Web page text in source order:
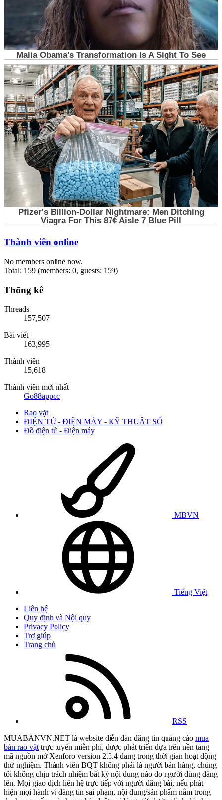
Thành viên online
No members online now.
Total: 159 (members: 0, guests: 159)
Thống kê
Threads
157,507
Bài viết
163,995
Thành viên
15,618
Thành viên mới nhất
Go88appcc
Rao vặt
ĐIỆN TỬ - ĐIỆN MÁY - KỸ THUẬT SỐ
Đồ điện tử - Điện máy
MBVN
Tiếng Việt
Liên hệ
Quy định và Nội quy
Privacy Policy
Trợ giúp
Trang chủ
RSS
MUABANVN.NET là website diễn đàn đăng tin quảng cáo mua
bán rao vặt trực tuyến miễn phí, được phát triển dựa trên nền tảng
mã nguồn mở Xenforo version 2.3.4 đang trong thời gian hoạt động
thử nghiệm. Thành viên BQT không phải là người bán hàng, chúng
tôi không chịu trách nhiệm bất kỳ nội dung nào do người dùng đăng
lên. Mọi giao dịch liên hệ trực tiếp với người đăng bài, nếu phát
hiện mọi hành vi đăng tin sai phạm, nội dung/sản phẩm nằm trong